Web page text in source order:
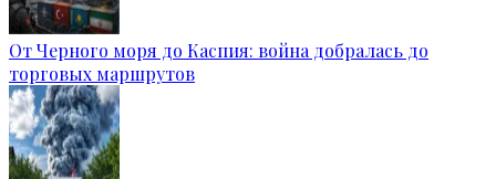
От Черного моря до Каспия: война добралась до
торговых маршрутов